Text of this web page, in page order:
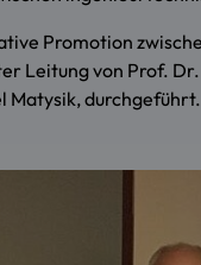
Promotion
Leitung von Prof.
Matysik, durchgeführt.